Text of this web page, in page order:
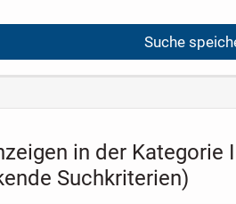
Suche
in der Kategorie
Suchkriterien)